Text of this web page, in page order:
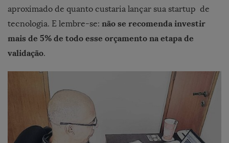
aproximado de quanto custaria lançar sua startup de
tecnologia. E lembre-se: não se recomenda investir
mais de 5% de todo esse orçamento na etapa de
validação.